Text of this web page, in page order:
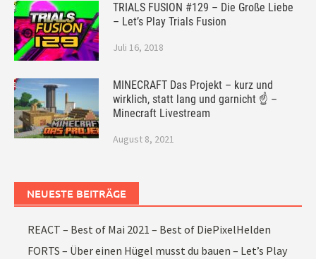
TRIALS FUSION #129 – Die Große Liebe
– Let’s Play Trials Fusion
Juli 16, 2018
MINECRAFT Das Projekt – kurz und
wirklich, statt lang und garnicht ☝ –
Minecraft Livestream
August 8, 2021
NEUESTE BEITRÄGE
REACT – Best of Mai 2021 – Best of DiePixelHelden
FORTS – Über einen Hügel musst du bauen – Let’s Play